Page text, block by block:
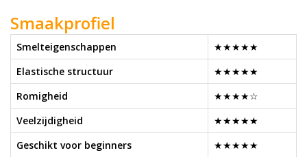
Smaakprofiel
Smelteigenschappen
★★★★★
Elastische structuur
★★★★★
Romigheid
★★★★☆
Veelzijdigheid
★★★★★
Geschikt voor beginners
★★★★★